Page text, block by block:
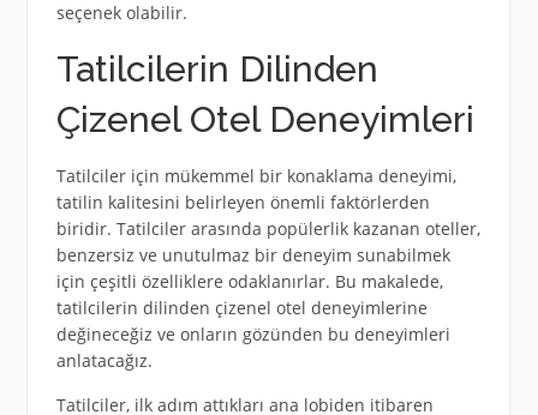
seçenek olabilir.
Tatilcilerin Dilinden
Çizenel Otel Deneyimleri
Tatilciler için mükemmel bir konaklama deneyimi,
tatilin kalitesini belirleyen önemli faktörlerden
biridir. Tatilciler arasında popülerlik kazanan oteller,
benzersiz ve unutulmaz bir deneyim sunabilmek
için çeşitli özelliklere odaklanırlar. Bu makalede,
tatilcilerin dilinden çizenel otel deneyimlerine
değineceğiz ve onların gözünden bu deneyimleri
anlatacağız.
Tatilciler, ilk adım attıkları ana lobiden itibaren